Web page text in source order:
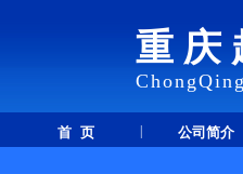
重庆
首 页 公司简介